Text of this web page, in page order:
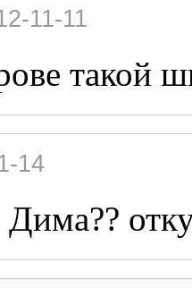
11-11
такой
14
Дима??